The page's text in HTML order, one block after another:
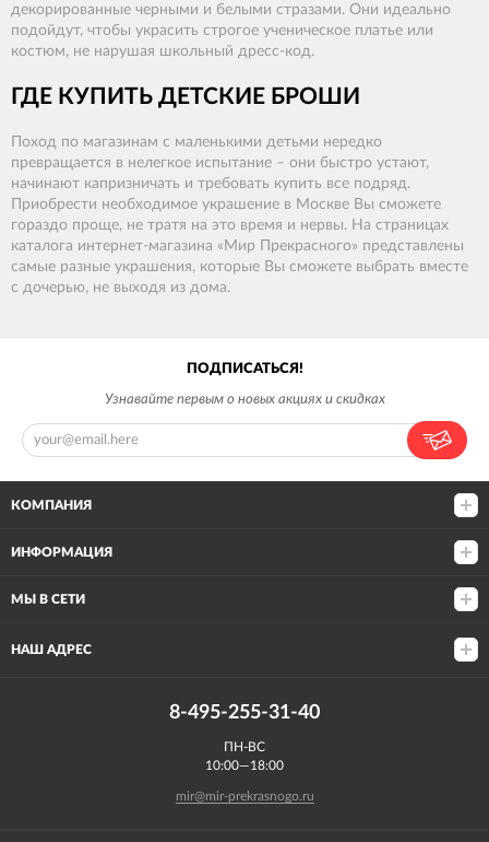
декорированные черными и белыми стразами. Они идеально
подойдут, чтобы украсить строгое ученическое платье или
костюм, не нарушая школьный дресс-код.
ГДЕ КУПИТЬ ДЕТСКИЕ БРОШИ
Поход по магазинам с маленькими детьми нередко
превращается в нелегкое испытание – они быстро устают,
начинают капризничать и требовать купить все подряд.
Приобрести необходимое украшение в Москве Вы сможете
гораздо проще, не тратя на это время и нервы. На страницах
каталога интернет-магазина «Мир Прекрасного» представлены
самые разные украшения, которые Вы сможете выбрать вместе
с дочерью, не выходя из дома.
ПОДПИСАТЬСЯ!
Узнавайте первым о новых акциях и скидках
КОМПАНИЯ
ИНФОРМАЦИЯ
МЫ В СЕТИ
НАШ АДРЕС
8-495-255-31-40
ПН-ВС
10:00—18:00
mir@mir-prekrasnogo.ru